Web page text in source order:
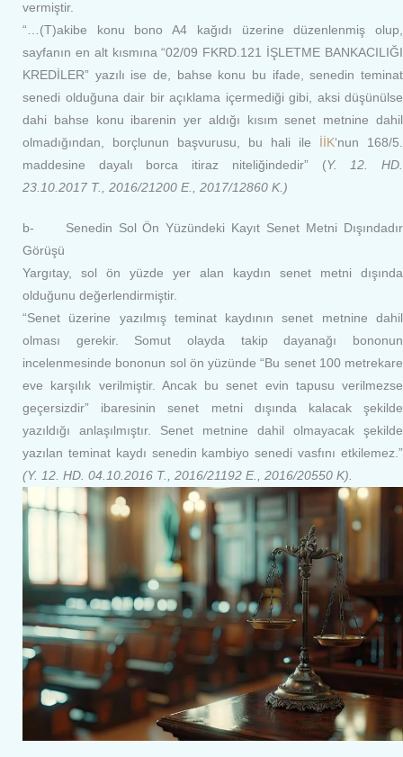
vermiştir.
“…(T)akibe konu bono A4 kağıdı üzerine düzenlenmiş olup,
sayfanın en alt kısmına “02/09 FKRD.121 İŞLETME BANKACILIĞI
KREDİLER” yazılı ise de, bahse konu bu ifade, senedin teminat
senedi olduğuna dair bir açıklama içermediği gibi, aksi düşünülse
dahi bahse konu ibarenin yer aldığı kısım senet metnine dahil
olmadığından, borçlunun başvurusu, bu hali ile
İİK‘nun 168/5.
maddesine dayalı borca itiraz niteliğindedir” (Y. 12. HD.
23.10.2017 T., 2016/21200 E., 2017/12860 K.)
b- Senedin Sol Ön Yüzündeki Kayıt Senet Metni Dışındadır
Görüşü
Yargıtay, sol ön yüzde yer alan kaydın senet metni dışında
olduğunu değerlendirmiştir.
“Senet üzerine yazılmış teminat kaydının senet metnine dahil
olması gerekir. Somut olayda takip dayanağı bononun
incelenmesinde bononun sol ön yüzünde “Bu senet 100 metrekare
eve karşılık verilmiştir. Ancak bu senet evin tapusu verilmezse
geçersizdir” ibaresinin senet metni dışında kalacak şekilde
yazıldığı anlaşılmıştır. Senet metnine dahil olmayacak şekilde
yazılan teminat kaydı senedin kambiyo senedi vasfını etkilemez.”
(Y. 12. HD. 04.10.2016 T., 2016/21192 E., 2016/20550 K).